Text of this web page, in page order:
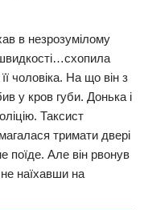
в незрозумілому
чоловіка. На що він з
у кров губи. Донька і
Таксист
тримати двері
поїде. Але він рвонув
наїхавши на